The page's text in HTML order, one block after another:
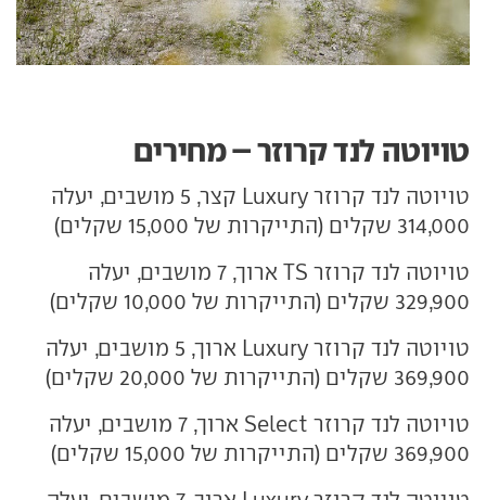
טויוטה לנד קרוזר – מחירים
טויוטה לנד קרוזר Luxury קצר, 5 מושבים, יעלה
314,000 שקלים (התייקרות של 15,000 שקלים)
טויוטה לנד קרוזר TS ארוך, 7 מושבים, יעלה
329,900 שקלים (התייקרות של 10,000 שקלים)
טויוטה לנד קרוזר Luxury ארוך, 5 מושבים, יעלה
369,900 שקלים (התייקרות של 20,000 שקלים)
טויוטה לנד קרוזר Select ארוך, 7 מושבים, יעלה
369,900 שקלים (התייקרות של 15,000 שקלים)